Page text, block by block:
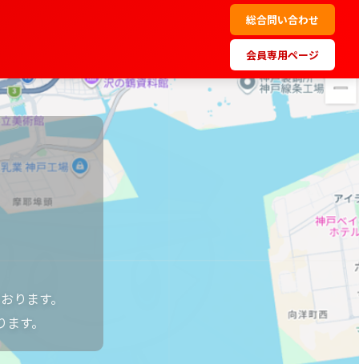
総合問い合わせ
会員専用ページ
ー！
ります。
す。